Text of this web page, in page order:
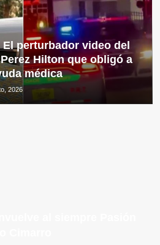
El perturbador video del
Hilton que obligó a
médica
2026